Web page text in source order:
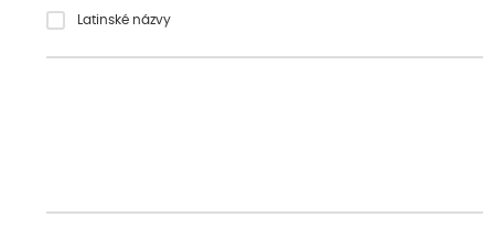
Latinské názvy